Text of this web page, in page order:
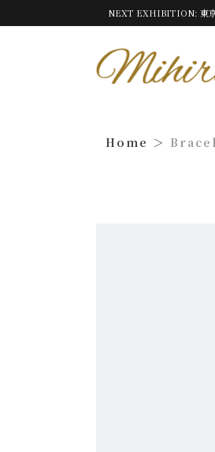
NEXT EXHIBITION: 東